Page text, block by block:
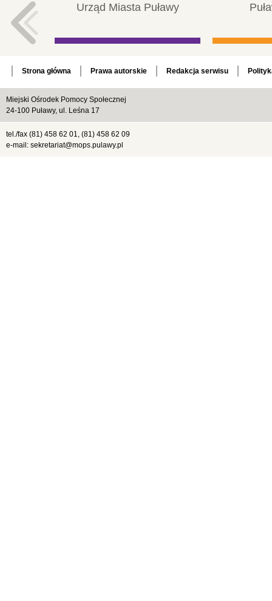
Urząd Miasta Puławy
Strona główna Prawa autorskie Redakcja serwisu
Miejski Ośrodek Pomocy Społecznej
24-100 Puławy, ul. Leśna 17
tel./fax (81) 458 62 01, (81) 458 62 09
e-mail: sekretariat@mops.pulawy.pl